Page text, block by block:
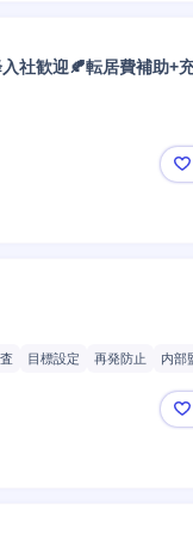
社歓迎🍂転居費補助+
目標設定 再発防止
内部